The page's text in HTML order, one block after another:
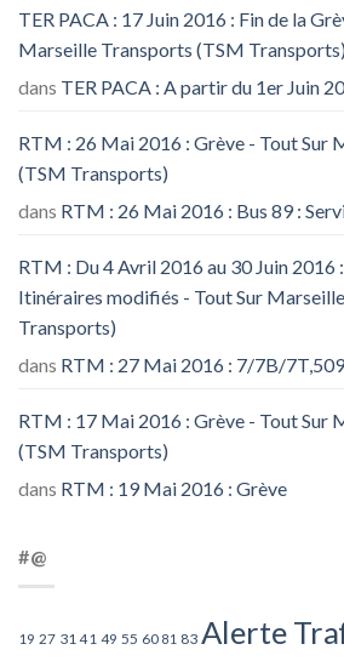
TER PACA : 17 Juin 2016 : Fin de la
Marseille Transports (TSM Transports)
dans TER PACA : A partir du 1er Juin
RTM : 26 Mai 2016 : Grève - Tout Sur
(TSM Transports)
dans RTM : 26 Mai 2016 : Bus 89 :
RTM : Du 4 Avril 2016 au 30 Juin 2016
Itinéraires modifiés - Tout Sur
Transports)
dans RTM : 27 Mai 2016 : 7/7B/
RTM : 17 Mai 2016 : Grève - Tout Sur
(TSM Transports)
dans RTM : 19 Mai 2016 : Grève
#@
19 27 31 41 49 55 60 81 83 Alerte